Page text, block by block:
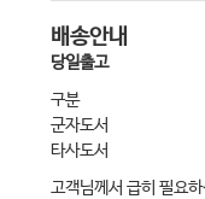
제3절 감염관리 간호수
제 4절 감염관리 간호수행
제 5절 감염관리 간호수
PART II. 대상자 일
배송안내
당일출고
구분
군자도서
타사도서
고객님께서 급히 필요